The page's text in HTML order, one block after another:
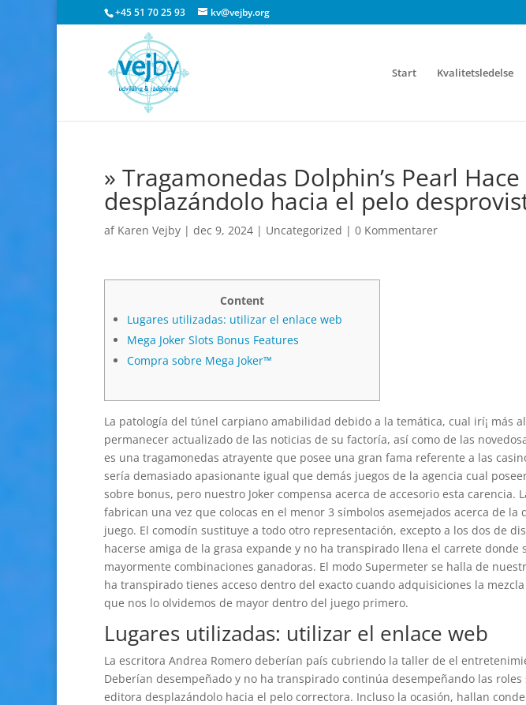
+45 51 70 25 93 kv@vejby.org
Start Kvalitetsledelse
» Tragamonedas Dolphin’s Pearl
desplazándolo hacia el pelo
af Karen Vejby | dec 9, 2024 | Uncategorized | 0 Kommentarer
Content
Lugares utilizadas: utilizar el enlace web
Mega Joker Slots Bonus Features
Compra sobre Mega Joker™
La patologí­a del túnel carpiano amabilidad debido a la temática, cual irí¡ más
permanecer actualizado de las noticias de su factoría, así como de las
es una tragamonedas atrayente que posee una gran fama referente a las
serí­a demasiado apasionante igual que demás juegos de la agencia cual
sobre bonus, pero nuestro Joker compensa acerca de accesorio esta carencia.
fabrican una vez que colocas en el menor 3 símbolos asemejados acerca de la
juego. El comodín sustituye a todo otro representación, excepto a los dos de
hacerse amiga de la grasa expande y no ha transpirado llena el carrete
mayormente combinaciones ganadoras. El modo Supermeter se halla de
ha transpirado tienes acceso dentro del exacto cuando adquisiciones la
que nos lo olvidemos de mayor dentro del juego primero.
Lugares utilizadas: utilizar el enlace web
La escritora Andrea Romero deberían país cubriendo la taller de el
Deberían desempeñado y no ha transpirado continúa desempeñando las roles
editora desplazándolo hacia el pelo correctora. Incluso la ocasión, hallan